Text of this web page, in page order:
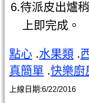
6.待派皮出爐
上即完成。
點心 .水果類 .
真簡單 .快樂廚
上線日期:6/22/2016